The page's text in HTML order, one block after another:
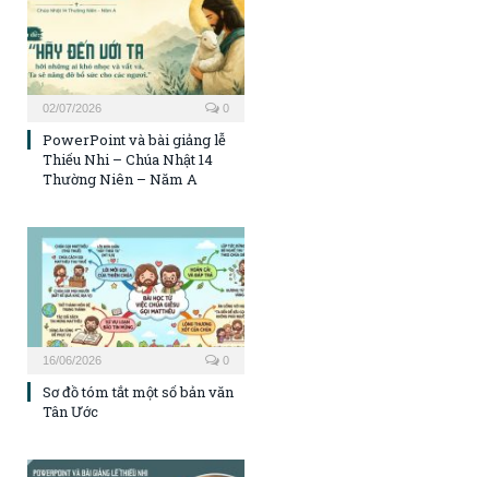
02/07/2026 0
PowerPoint và bài giảng lễ
Thiếu Nhi – Chúa Nhật 14
Thường Niên – Năm A
16/06/2026 0
Sơ đồ tóm tắt một số bản văn
Tân Ước